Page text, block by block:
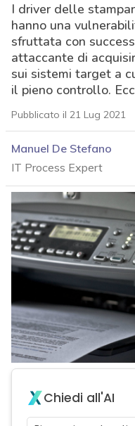
I driver delle
hanno una
sfruttata con
attaccante di
sui sistemi target a
il pieno controllo.
Pubblicato il 21 Lug 2021
Manuel De Stefano
IT Process Expert
Chiedi all'AI